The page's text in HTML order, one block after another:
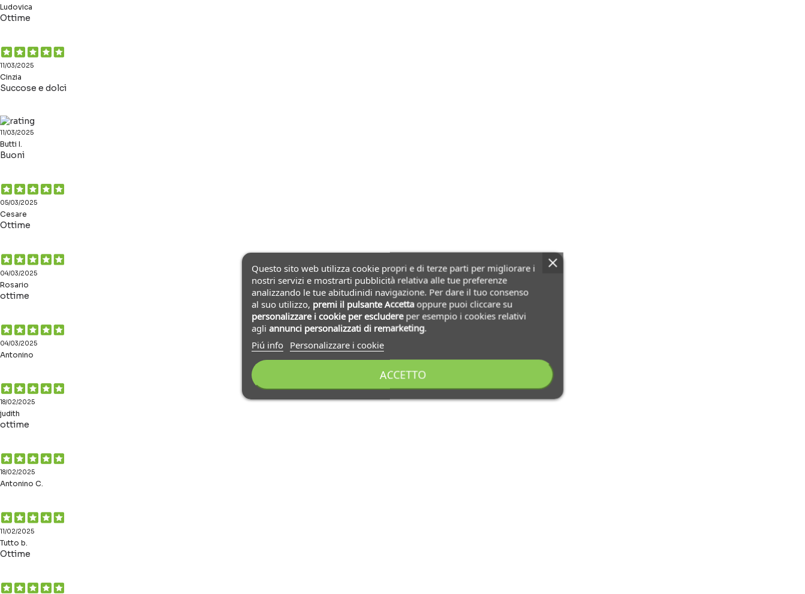
Ludovica
Ottime
11/03/2025
Cinzia
Succose e dolci
11/03/2025
Butti I.
Buoni
05/03/2025
Cesare
Ottime
04/03/2025
Rosario
ottime
04/03/2025
Antonino
18/02/2025
judith
ottime
18/02/2025
Antonino C.
11/02/2025
Tutto b.
Ottime
Questo sito web utilizza cookie propri e di terze parti per migliorare i
nostri servizi e mostrarti pubblicità relativa alle tue preferenze
analizzando le tue abitudinidi navigazione. Per dare il tuo consenso
al suo utilizzo, premi il pulsante Accettaoppure puoi cliccare su
personalizzare i cookie per escludereper esempio i cookies relativi
agli annunci personalizzati di remarketing.
Piú info
Personalizzare i cookie
ACCETTO